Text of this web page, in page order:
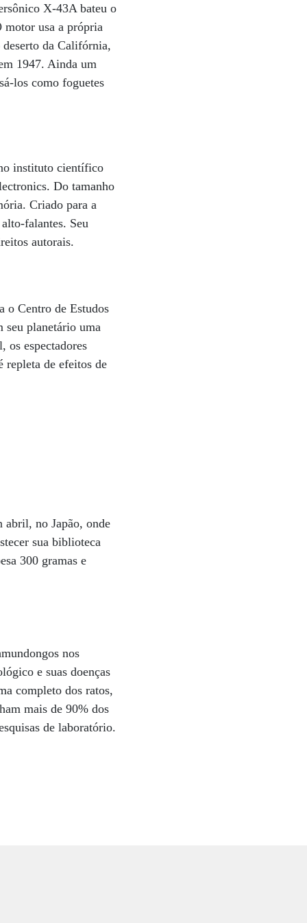
X-43A bateu o
motor usa a própria
da Califórnia,
1947. Ainda um
los como foguetes
instituto científico
Do tamanho
Criado para a
falantes. Seu
autorais.
o Centro de Estudos
seu planetário uma
os espectadores
repleta de efeitos de
abril, no Japão, onde
sua biblioteca
300 gramas e
nos
e suas doenças
completo dos ratos,
mais de 90% dos
de laboratório.